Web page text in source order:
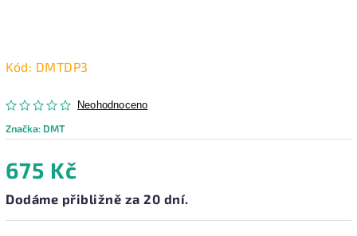
Kód: DMTDP3
Neohodnoceno
Značka: DMT
675 Kč
Dodáme přibližně za 20 dní.